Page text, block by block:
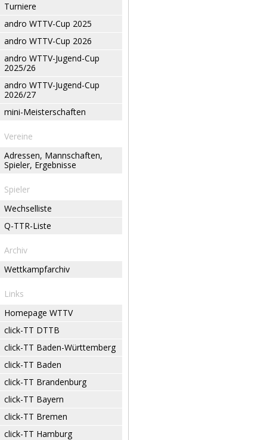
Turniere
andro WTTV-Cup 2025
andro WTTV-Cup 2026
andro WTTV-Jugend-Cup
2025/26
andro WTTV-Jugend-Cup
2026/27
mini-Meisterschaften
Vereine
Adressen, Mannschaften,
Spieler, Ergebnisse
Spieler
Wechselliste
Q-TTR-Liste
Archiv
Wettkampfarchiv
Links
Homepage WTTV
click-TT DTTB
click-TT Baden-Württemberg
click-TT Baden
click-TT Brandenburg
click-TT Bayern
click-TT Bremen
click-TT Hamburg